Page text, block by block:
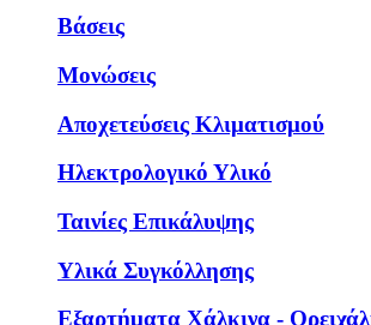
Βάσεις
Μονώσεις
Αποχετεύσεις Κλιματισμού
Ηλεκτρολογικό Υλικό
Ταινίες Επικάλυψης
Υλικά Συγκόλλησης
Εξαρτήματα Χάλκινα -